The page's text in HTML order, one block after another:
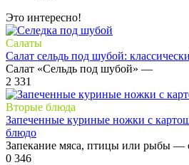
Это интересно!
Салаты
Салат сельдь под шубой:
Салат «Сельдь под шубой» —
2 331
Вторые блюда
Запеченные куриные ножки с
блюдо
Запекание мяса, птицы или рыбы —
0 346